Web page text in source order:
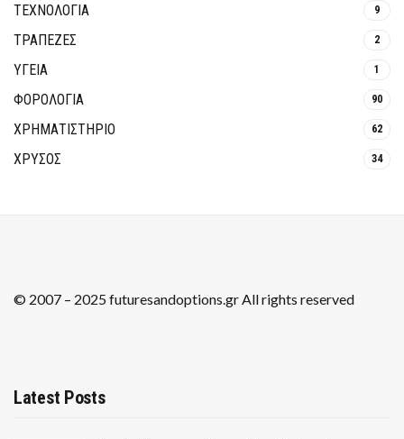
ΤΕΧΝΟΛΟΓΙΑ 9
ΤΡΆΠΕΖΕΣ 2
ΥΓΕΙΑ 1
ΦΟΡΟΛΟΓΙΑ 90
ΧΡΗΜΑΤΙΣΤΗΡΙΟ 62
ΧΡΥΣΟΣ 34
© 2007 – 2025 futuresandoptions.gr All rights reserved
Latest Posts